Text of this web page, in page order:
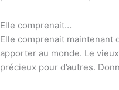
Elle comprenait…
Elle comprenait maintenant
apporter au monde. Le
précieux pour d’autres.